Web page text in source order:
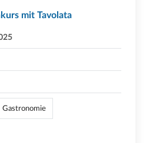
mit Tavolata
Gastronomie